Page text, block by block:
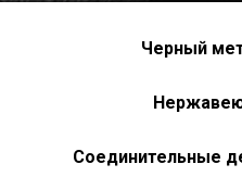
Черный
Соединительные